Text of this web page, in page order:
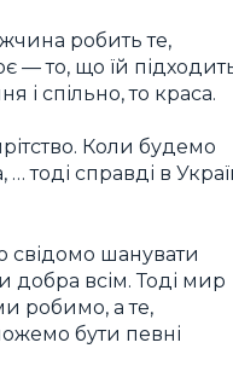
робить те,
— то, що їй
і спільно, то краса.
Коли будемо
справді в
шанувати
добра всім. Тоді мир
робимо, а те,
бути певні